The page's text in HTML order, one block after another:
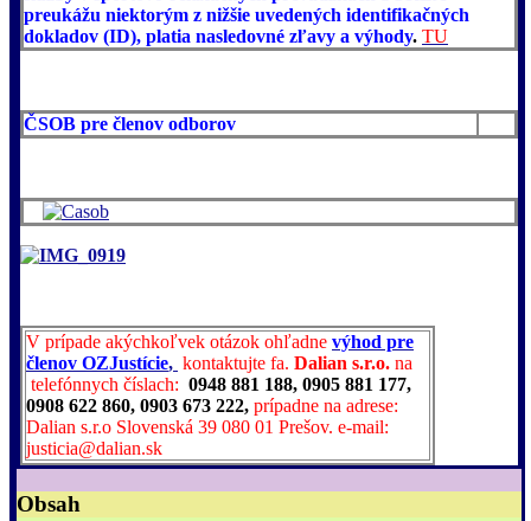
preukážu niektorým z nižšie uvedených identifikačných
dokladov (ID), platia nasledovné zľavy a výhody. TU
ČSOB pre členov odborov
V prípade akýchkoľvek otázok ohľadne výhod pre
členov OZJustície, kontaktujte fa. Dalian s.r.o. na
telefónnych číslach: 0948 881 188, 0905 881 177,
0908 622 860, 0903 673 222, prípadne na adrese:
Dalian s.r.o Slovenská 39 080 01 Prešov. e-mail:
justicia@dalian.sk
Obsah